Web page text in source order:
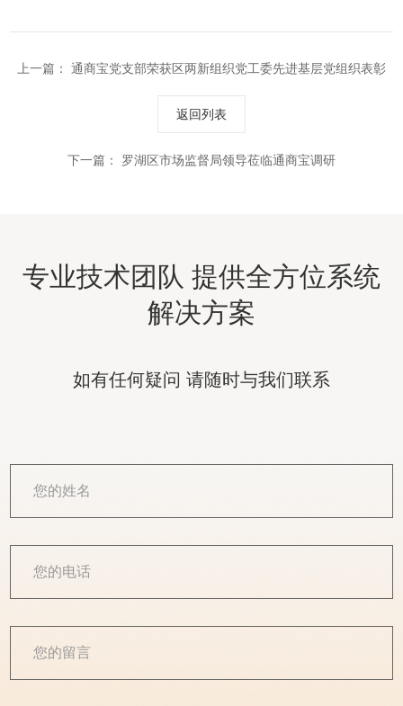
上一篇： 通商宝党支部荣获区两新组织党工委先进基层党组织表彰
返回列表
下一篇： 罗湖区市场监督局领导莅临通商宝调研
专业技术团队 提供全方位系统
解决方案
如有任何疑问 请随时与我们联系